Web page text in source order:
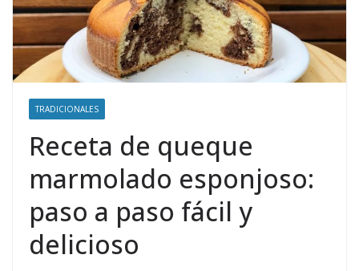
TRADICIONALES
Receta de queque
marmolado esponjoso:
paso a paso fácil y
delicioso